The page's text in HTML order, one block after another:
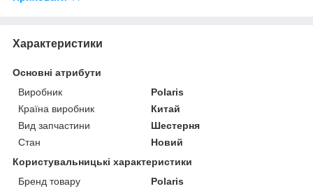
Характеристики
Основні атрибути
Виробник
Polaris
Країна виробник
Китай
Вид запчастини
Шестерня
Стан
Новий
Користувальницькі характеристики
Бренд товару
Polaris